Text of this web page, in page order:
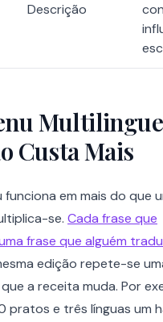
Descrição
Custa Mais
funciona em mais do que
se. Cada frase que
frase que alguém
edição repete-se
a receita muda. Por
pratos e três línguas um